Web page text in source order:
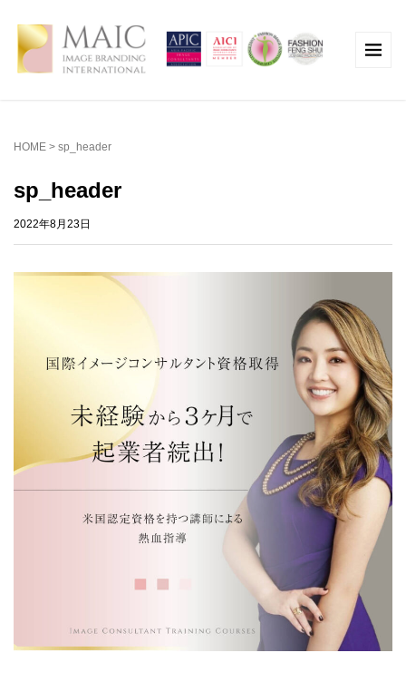
HOME > sp_header
sp_header
2022年8月23日